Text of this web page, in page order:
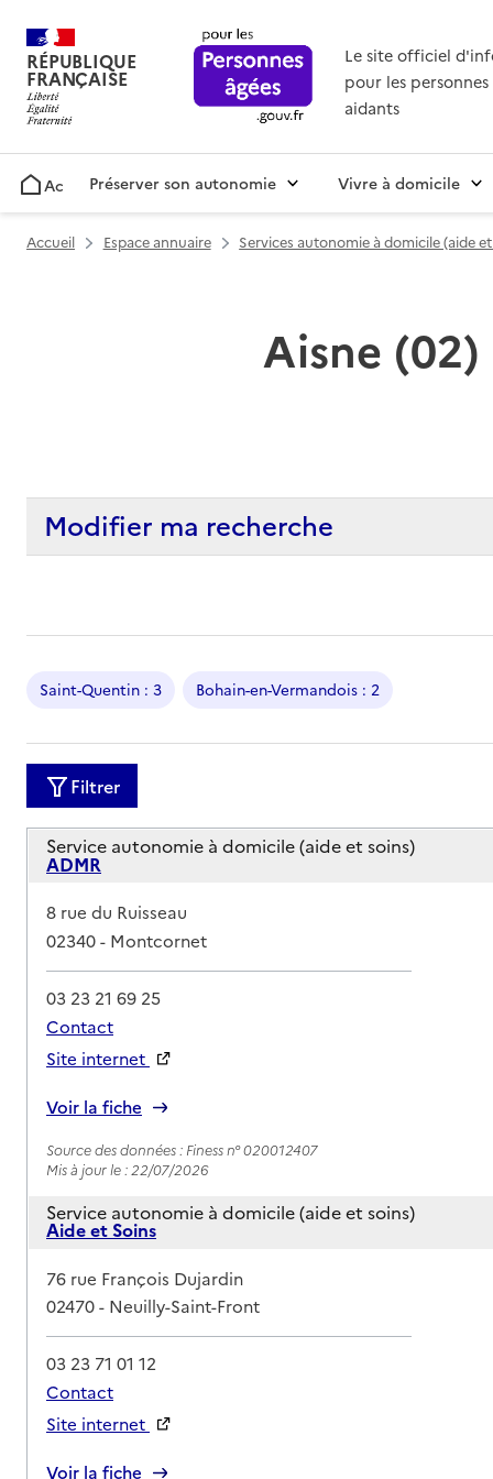
RÉPUBLIQUE
FRANÇAISE
Le site officiel
pour les personnes
aidants
AccueilPréserver son autonomie Vivre à domicile
Accueil Espace annuaire Services autonomie à domicile (aide
Aisne
Modifier ma recherche
Saint-Quentin : 3 Bohain-en-Vermandois : 2
Filtrer
Service autonomie à domicile (aide et soins)
ADMR
Adresse
8 rue du Ruisseau
02340- Montcornet
03 23 21 69 25
Contact
Site internet
Voir la fiche
Source des données : Finess n° 020012407
Mis à jour le : 22/07/2026
Service autonomie à domicile (aide et soins)
Aide et Soins
Adresse
76 rue François Dujardin
02470- Neuilly-Saint-Front
03 23 71 01 12
Contact
Site internet
Voir la fiche